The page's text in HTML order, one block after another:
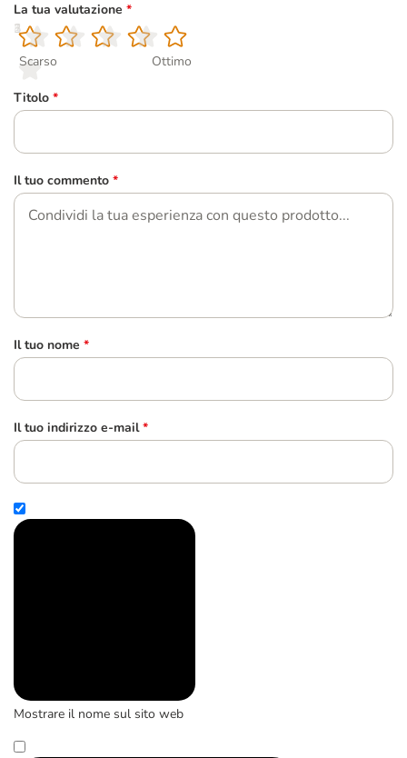
La tua valutazione *
1
Scarso
2
3
4
5
Ottimo
Titolo *
Il tuo commento *
Il tuo nome *
Il tuo indirizzo e-mail *
Mostrare il nome sul sito web